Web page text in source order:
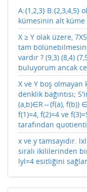
A:{1,2,3} B:{2,3,4,5}
kümesinin alt küme
X ≥ Y olak üzere,
tam
vardır ? (9,3) (8,4)
buluyorum ancak
X ve Y boş olmayan
denklik bağıntısı;
(a,b)∈R⇔(f(a), f(b))
f(1)=4, f(2)=4 ve
tarafından
x ve y tamsayıdır.
sıralı ikililerinden
lyl=4 esitliğini